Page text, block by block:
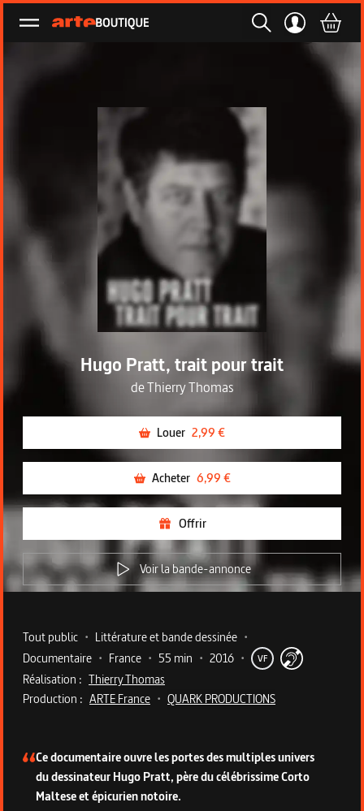
Ouvrir le menu
Hugo Pratt, trait pour trait
deThierry Thomas
Louer 2,99 €
Acheter 6,99 €
Offrir
Voir la bande-annonce
Metadata du programme
Tout public • Littérature et bande dessinée •
Documentaire • France • 55 min • 2016 • VF
Réalisation : Thierry Thomas
Production : ARTE France • QUARK PRODUCTIONS
Ce documentaire ouvre les portes des multiples univers
du dessinateur Hugo Pratt, père du célébrissime Corto
Maltese et épicurien notoire.